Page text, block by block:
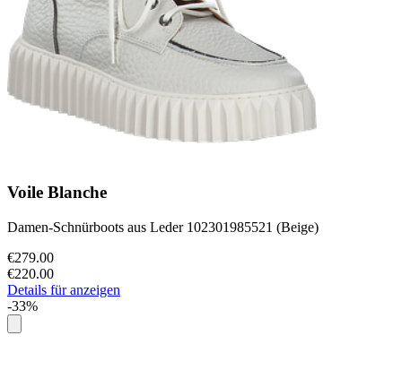
Voile Blanche
Damen-Schnürboots aus Leder 102301985521 (Beige)
€279.00
€220.00
Details für anzeigen
-33%